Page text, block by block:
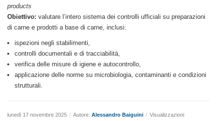
products
Obiettivo: valutare l’intero sistema dei controlli ufficiali su preparazioni
di carne e prodotti a base di carne, inclusi:
ispezioni negli stabilimenti,
controlli documentali e di tracciabilità,
verifica delle misure di igiene e autocontrollo,
applicazione delle norme su microbiologia, contaminanti e condizioni
strutturali.
lunedì 17 novembre 2025 / Autore: Alessandro Baiguini / Visualizzazioni